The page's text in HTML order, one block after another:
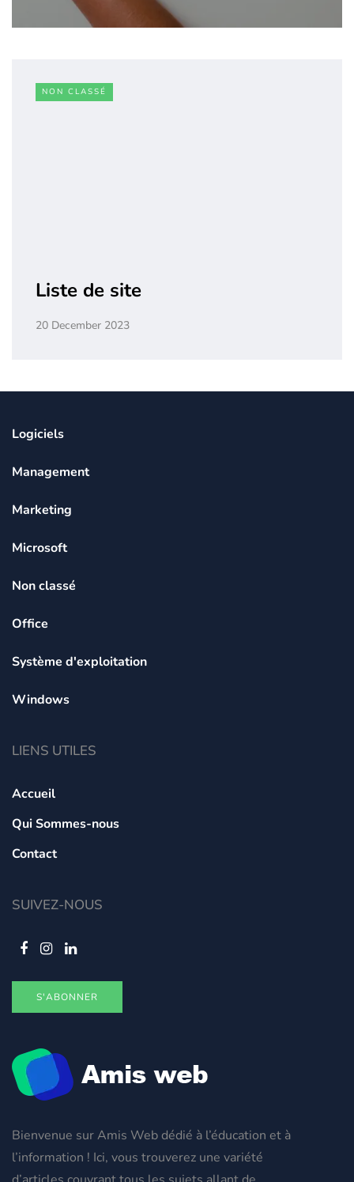
NON CLASSÉ
Liste de site
20 December 2023
Bienvenue sur Amis Web dédié à l’éducation et à
l’information ! Ici, vous trouverez une variété
Logiciels
Management
Marketing
Microsoft
Non classé
Office
Système d'exploitation
Windows
LIENS UTILES
Accueil
Qui Sommes-nous
Contact
SUIVEZ-NOUS
S'ABONNER